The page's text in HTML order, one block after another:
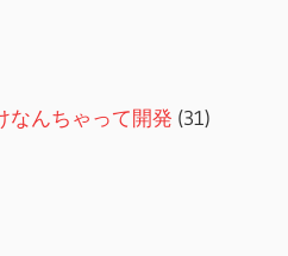
なんちゃって開発 (31)